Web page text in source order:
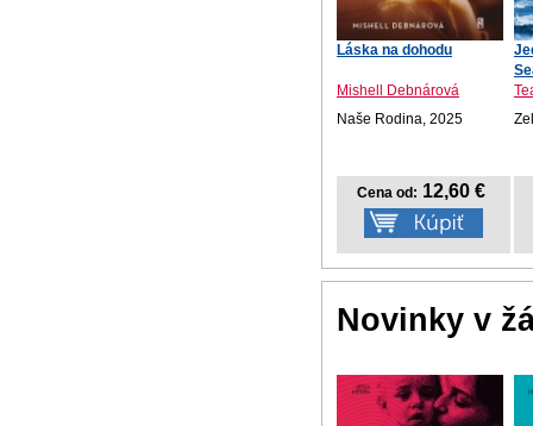
Láska na dohodu
Mishell Debnárová
Naše Rodina, 2025
Cena od: 12,60 €
Novinky v